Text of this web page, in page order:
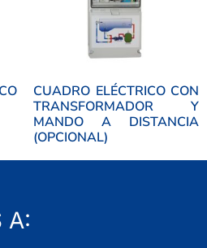
CUADRO ELÉCTRICO CON
TRANSFORMADOR Y
MANDO A DISTANCIA
(OPCIONAL)
A: